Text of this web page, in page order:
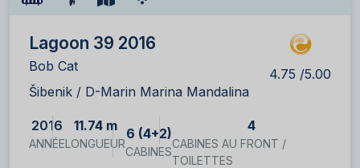
Lagoon 39 2016
Bob Cat
Šibenik / D-Marin Marina Mandalina
4.75 /5.00
2016
ANNÉE
11.74 m
LONGUEUR
6 (4+2)
CABINES
4
CABINES AU FRONT /
TOILETTES